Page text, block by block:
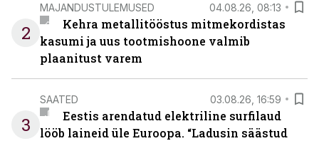
2
MAJANDUSTULEMUSED 04.08.26, 08:13
Kehra metallitööstus mitmekordistas
kasumi ja uus tootmishoone valmib
plaanitust varem
3
SAATED 03.08.26, 16:59
Eestis arendatud elektriline surfilaud
lööb laineid üle Euroopa. “Ladusin säästud